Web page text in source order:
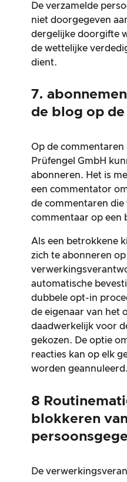
De verzamelde
niet doorgegeven
dergelijke doorgifte
de wettelijke
dient.
7.
de blog op
Op de
Prüfengel GmbH
abonneren. Het is
een commentator
de commentaren
commentaar op een
Als een betrokkene
zich te abonneren
automatische
dubbele opt-in
de eigenaar van het
daadwerkelijk voor
gekozen. De optie
reacties kan op elk
worden geannuleerd.
8
blokkeren van
De